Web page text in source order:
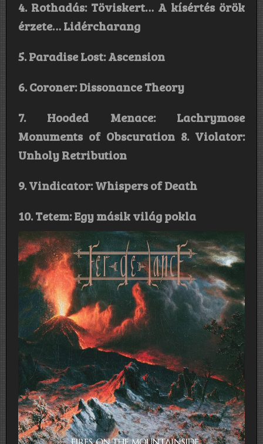
4. Rothadás: Töviskert… A kísértés örök
érzete… Lidércharang
5. Paradise Lost: Ascension
6. Coroner: Dissonance Theory
7. Hooded Menace: Lachrymose
Monuments of Obscuration 8. Violator:
Unholy Retribution
9. Vindicator: Whispers of Death
10. Tetem: Egy másik világ pokla